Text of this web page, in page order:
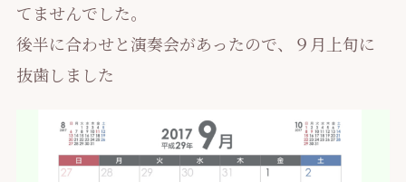
てませんでした。
後半に合わせと演奏会があったので、９月上旬に
抜歯しました